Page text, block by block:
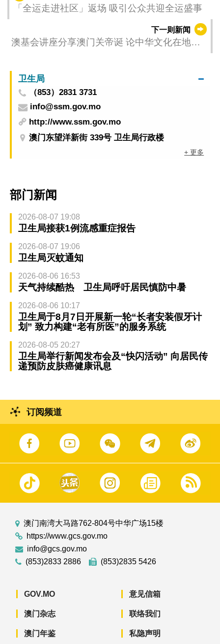
「全运走进社区」返场 吸引公众共迎全运盛事
下一则新闻
澳基会讲座分享澳门关帝诞 论中华文化在地传
卫生局
（853）2831 3731
info@ssm.gov.mo
http://www.ssm.gov.mo
澳门东望洋新街 339号 卫生局行政楼
+ 更多
部门新闻
2026-08-07 19:08
卫生局接获1例流感重症报告
2026-08-07 19:06
卫生局灭蚊通知
2026-08-06 16:53
天气持续酷热 卫生局呼吁居民慎防中暑
2026-08-06 10:17
卫生局于8月7日开展新一轮“长者安装假牙计
划” 致力构建“老有所医”的服务系统
2026-08-05 20:27
卫生局举行新闻发布会及“快闪活动” 向居民传
递预防皮肤癌健康讯息
订阅频道
澳门南湾大马路762-804号中华广场15楼
https://www.gcs.gov.mo
info@gcs.gov.mo
(853)2833 2886
(853)2835 5426
GOV.MO
澳门杂志
澳门年鉴
意见信箱
联络我们
私隐声明